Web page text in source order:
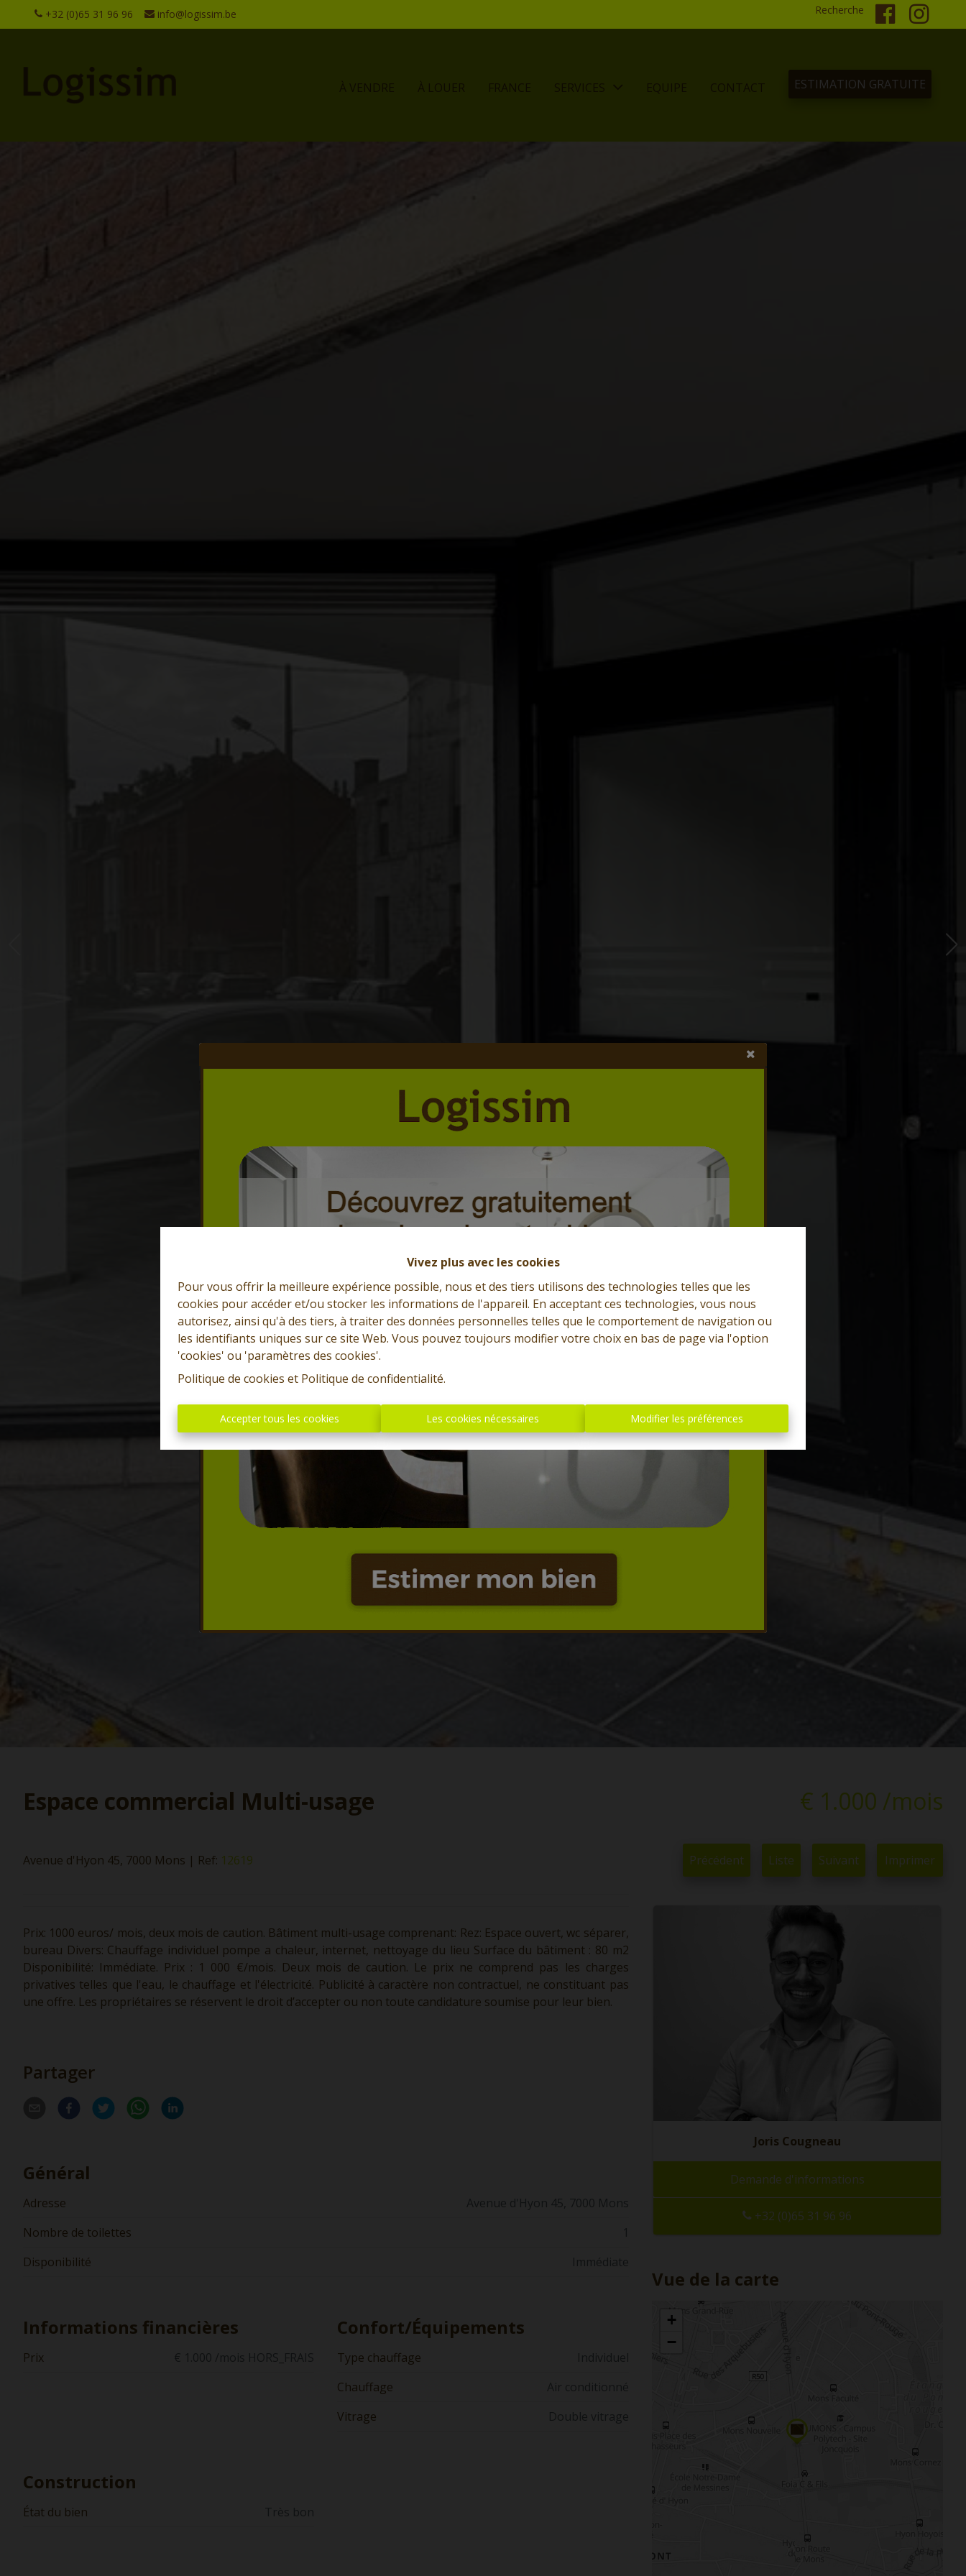
Vivez plus avec les cookies
Pour vous offrir la meilleure expérience possible, nous et des tiers utilisons des technologies telles que les
cookies pour accéder et/ou stocker les informations de l'appareil. En acceptant ces technologies, vous nous
autorisez, ainsi qu'à des tiers, à traiter des données personnelles telles que le comportement de navigation ou
les identifiants uniques sur ce site Web. Vous pouvez toujours modifier votre choix en bas de page via l'option
'cookies' ou 'paramètres des cookies'.
Politique de cookies et Politique de confidentialité.
Accepter tous les cookies Les cookies nécessaires Modifier les préférences
+32 (0)65 31 96 96 info@logissim.be Recherche
À VENDRE À LOUER FRANCE SERVICES EQUIPE CONTACT ESTIMATION GRATUITE
Espace commercial Multi-usage € 1.000 /mois
Avenue d'Hyon 45, 7000 Mons | Ref: 12619 Précédent Liste Suivant Imprimer
Prix: 1000 euros/ mois, deux mois de caution. Bâtiment multi-usage comprenant: Rez: Espace ouvert, wc séparer,
bureau Divers: Chauffage individuel pompe a chaleur, internet, nettoyage du lieu Surface du bâtiment : 80 m2
Disponibilité: Immédiate. Prix : 1 000 €/mois. Deux mois de caution. Le prix ne comprend pas les charges
privatives telles que l'eau, le chauffage et l'électricité. Publicité à caractère non contractuel, ne constituant pas
une offre. Les propriétaires se réservent le droit d’accepter ou non toute candidature soumise pour leur bien.
Partager
Général
Adresse
Avenue d'Hyon 45, 7000 Mons
Nombre de toilettes
1
Disponibilité
Immédiate
Informations financières
Prix € 1.000 /mois HORS_FRAIS
Confort/Équipements
Type chauffage
Individuel
Chauffage
Air conditionné
Vitrage
Double vitrage
Construction
État du bien Très bon
Joris Cougneau
Demande d'informations
+32 (0)65 31 96 96
Vue de la carte